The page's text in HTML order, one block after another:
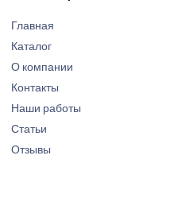
Главная
Каталог
О компании
Контакты
Наши работы
Статьи
Отзывы